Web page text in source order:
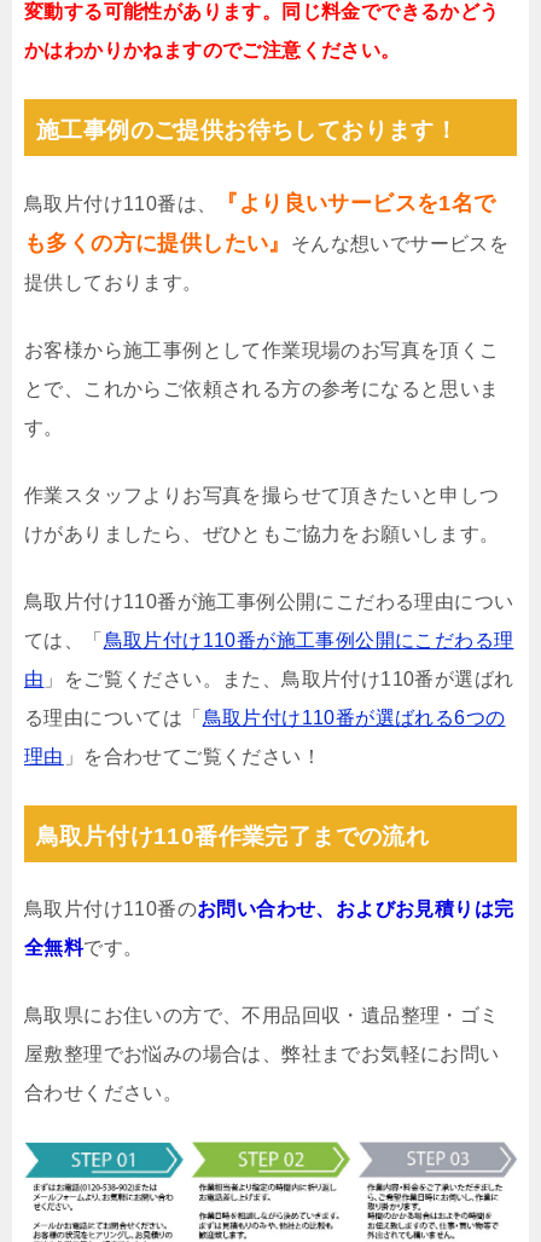
変動する可能性があります。同じ料金でできるかどう
かはわかりかねますのでご注意ください。
施工事例のご提供お待ちしております！
鳥取片付け110番は、
『より良いサービスを1名で
も多くの方に提供したい』
そんな想いでサービスを
提供しております。
お客様から施工事例として作業現場のお写真を頂くこ
とで、これからご依頼される方の参考になると思いま
す。
作業スタッフよりお写真を撮らせて頂きたいと申しつ
けがありましたら、ぜひともご協力をお願いします。
鳥取片付け110番が施工事例公開にこだわる理由につい
ては、「 鳥取片付け110番が施工事例公開にこだわる理
由 」をご覧ください。また、鳥取片付け110番が選ばれ
る理由については「 鳥取片付け110番が選ばれる6つの
理由 」を合わせてご覧ください！
鳥取片付け110番作業完了までの流れ
鳥取片付け110番のお問い合わせ、およびお見積りは完
全無料です。
鳥取県にお住いの方で、不用品回収・遺品整理・ゴミ
屋敷整理でお悩みの場合は、弊社までお気軽にお問い
合わせください。